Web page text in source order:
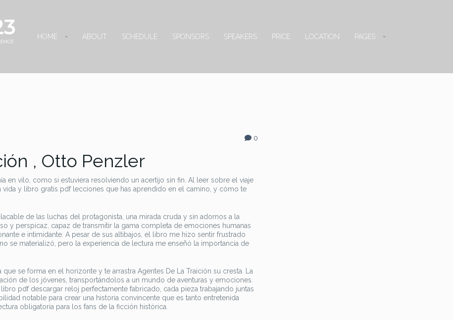
HOME ABOUT SCHEDULE SPONSORS SPEAKERS PRICE LOCATION PAGES
0
, Otto Penzler
en vilo, como si estuviera resolviendo un acertijo sin fin. Al leer sobre el viaje
y libro gratis pdf lecciones que has aprendido en el camino, y cómo te
de las luchas del protagonista, una mirada cruda y sin adornos a la
y perspicaz, capaz de transmitir la gama completa de emociones humanas
e intimidante. A pesar de sus altibajos, el libro me hizo sentir frustrado
se materializó, pero la experiencia de lectura me enseñó la importancia de
se forma en el horizonte y te arrastra Agentes De La Traición su cresta. La
de los jóvenes, transportándolos a un mundo de aventuras y emociones.
pdf descargar reloj perfectamente fabricado, cada pieza trabajando juntas
notable para crear una historia convincente que es tanto entretenida
obligatoria para los fans de la ficción histórica.